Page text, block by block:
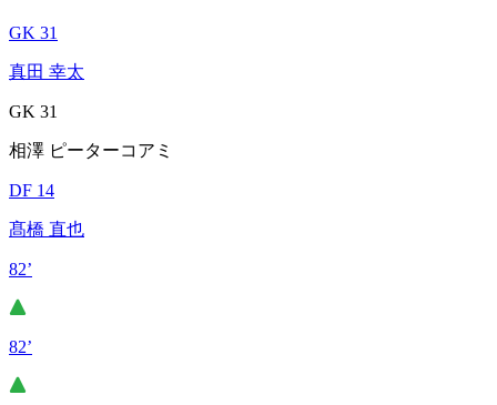
GK 31
真田 幸太
GK 31
相澤 ピーターコアミ
DF 14
髙橋 直也
82’
82’